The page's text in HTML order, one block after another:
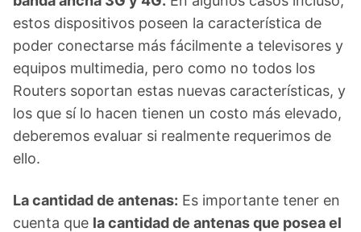
estos dispositivos poseen la característica de
poder conectarse más fácilmente a televisores y
equipos multimedia, pero como no todos los
Routers soportan estas nuevas características, y
los que sí lo hacen tienen un costo más elevado,
deberemos evaluar si realmente requerimos de
ello.
La cantidad de antenas: Es importante tener en
cuenta que la cantidad de antenas que posea el